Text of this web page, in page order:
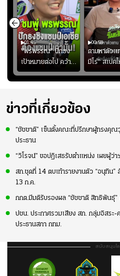
01:45
"พรพรรณ" ปักธง
เป้าหมายต่อไป คว้า
แชมป์ชิงแชมป์
เอเชีย เพื่อตั๋ว
00:58
ตามหาตัวแ
มีโร่" สเปค
สำหรับแมน
"คาร์ริค
ข่าวที่เกี่ยวข้อง
“ชัชชาติ” เซ็นตั้งคณะที่ปรึกษาผู้ทรงคุ
ประธาน
“วิโรจน์” ขอปฏิเสธรับตำแหน่ง เผยผู้
สก.ชุดที่ 14 ตบเท้ารายงานตัว “อนุทิน”
13 ก.ค.
กกต.มีมติรับรองผล “ชัชชาติ สิทธิพันธ์ุ”
ปชน. ประกาศรวมเสียง สก. กลุ่มอิสระ-
ประธานสภา กทม.
สนับสนุนโ